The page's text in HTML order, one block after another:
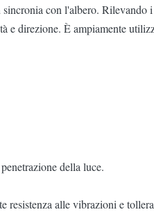
con l'albero. Rilevando i
e direzione. È ampiamente
della luce.
resistenza alle vibrazioni e